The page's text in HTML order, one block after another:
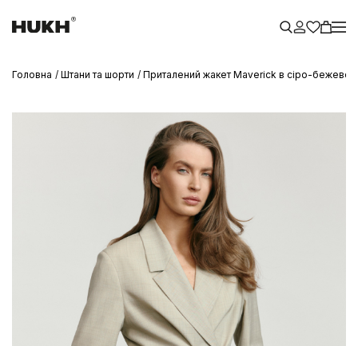
Головна Штани та шорти Приталений жакет Maverick в сіро-